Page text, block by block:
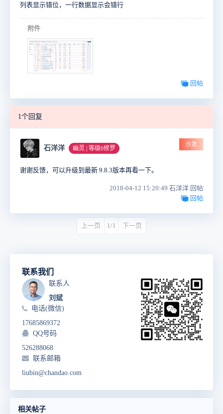
列表显示错位，一行数据显示会错行
附件
回帖
1个回复
石洋洋 幽灵 | 等级6修罗
沙发
谢谢反馈，可以升级到最新 9.8.3版本再看一下。
2018-04-12 15:20:49 石洋洋 回帖
回帖
上一页 1/1 下一页
联系我们
联系人
刘斌
电话(微信)
17685869372
QQ号码
526288068
联系邮箱
liubin@chandao.com
相关帖子